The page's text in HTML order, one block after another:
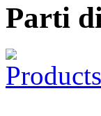
Parti